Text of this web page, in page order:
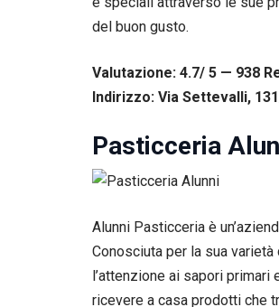
del buon gusto.
Valutazione: 4.7/ 5 — 938 R
Indirizzo: Via Settevalli,
Pasticceria
Alunni Pasticceria è
Conosciuta per la sua
l’attenzione ai sapori
ricevere a casa prodotti che
tuoi interessi e il
comportamento
mentre visiti il
nostro sito,
vedere contenuti
personalizzati.